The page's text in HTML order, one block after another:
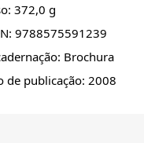
372,0 g
9788575591239
Brochura
de publicação: 2008